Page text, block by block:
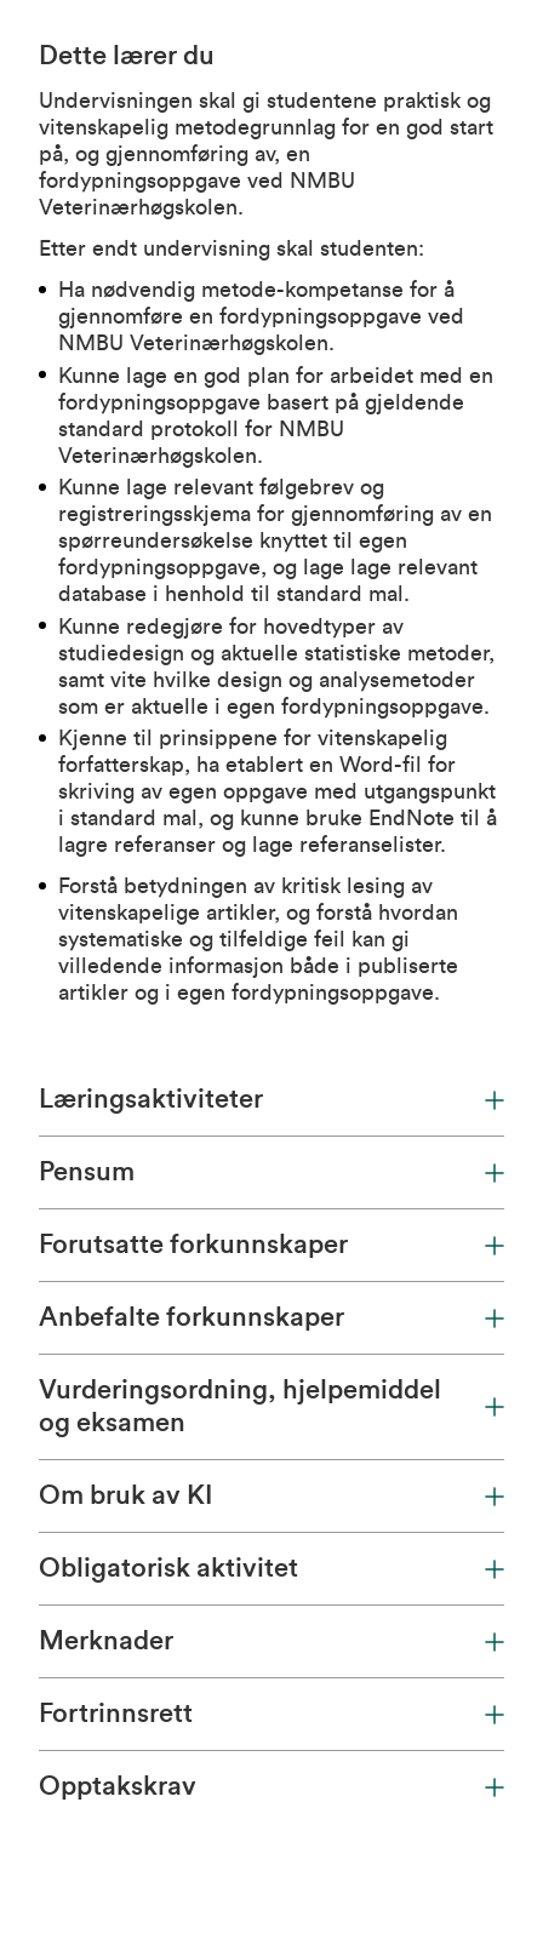
Dette lærer du
Undervisningen skal gi studentene praktisk og
vitenskapelig metodegrunnlag for en god start
på, og gjennomføring av, en
fordypningsoppgave ved NMBU
Veterinærhøgskolen.
Etter endt undervisning skal studenten:
Ha nødvendig metode-kompetanse for å
gjennomføre en fordypningsoppgave ved
NMBU Veterinærhøgskolen.
Kunne lage en god plan for arbeidet med en
fordypningsoppgave basert på gjeldende
standard protokoll for NMBU
Veterinærhøgskolen.
Kunne lage relevant følgebrev og
registreringsskjema for gjennomføring av en
spørreundersøkelse knyttet til egen
fordypningsoppgave, og lage lage relevant
database i henhold til standard mal.
Kunne redegjøre for hovedtyper av
studiedesign og aktuelle statistiske metoder,
samt vite hvilke design og analysemetoder
som er aktuelle i egen fordypningsoppgave.
Kjenne til prinsippene for vitenskapelig
forfatterskap, ha etablert en Word-fil for
skriving av egen oppgave med utgangspunkt
i standard mal, og kunne bruke EndNote til å
lagre referanser og lage referanselister.
Forstå betydningen av kritisk lesing av
vitenskapelige artikler, og forstå hvordan
systematiske og tilfeldige feil kan gi
villedende informasjon både i publiserte
artikler og i egen fordypningsoppgave.
Læringsaktiviteter
Pensum
Forutsatte forkunnskaper
Anbefalte forkunnskaper
Vurderingsordning, hjelpemiddel
og eksamen
Om bruk av KI
Obligatorisk aktivitet
Merknader
Fortrinnsrett
Opptakskrav